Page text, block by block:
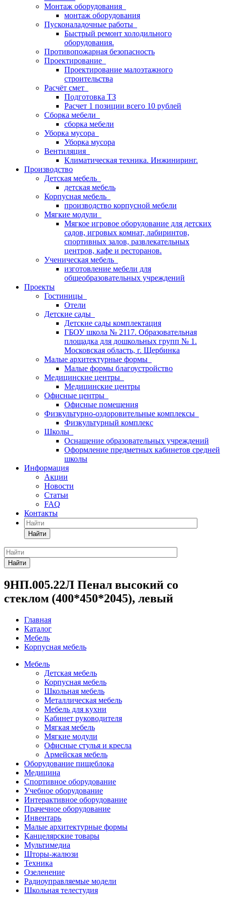
Монтаж оборудования
монтаж оборудования
Пусконаладочные работы
Быстрый ремонт холодильного
оборудования.
Противопожарная безопасность
Проектирование
Проектирование малоэтажного
строительства
Расчёт смет
Подготовка ТЗ
Расчет 1 позиции всего 10 рублей
Сборка мебели
сборка мебели
Уборка мусора
Уборка мусора
Вентиляция
Климатическая техника. Инжиниринг.
Производство
Детская мебель
детская мебель
Корпусная мебель
производство корпусной мебели
Мягкие модули
Мягкое игровое оборудование для детских
садов, игровых комнат, лабиринтов,
спортивных залов, развлекательных
центров, кафе и ресторанов.
Ученическая мебель
изготовление мебели для
общеобразовательных учреждений
Проекты
Гостиницы
Отели
Детские сады
Детские сады комплектация
ГБОУ школа № 2117. Образовательная
площадка для дошкольных групп № 1.
Московская область, г. Щербинка
Малые архитектурные формы
Малые формы благоустройство
Медицинские центры
Медицинские центры
Офисные центры
Офисные помещения
Физкультурно-оздоровительные комплексы
Физкультурный комплекс
Школы
Оснащение образовательных учреждений
Оформление предметных кабинетов средней
школы
Информация
Акции
Новости
Статьи
FAQ
Контакты
Найти
Найти
9НП.005.22Л Пенал высокий со
стеклом (400*450*2045), левый
Главная
Каталог
Мебель
Корпусная мебель
Мебель
Детская мебель
Корпусная мебель
Школьная мебель
Металлическая мебель
Мебель для кухни
Кабинет руководителя
Мягкая мебель
Мягкие модули
Офисные стулья и кресла
Армейская мебель
Оборудование пищеблока
Медицина
Спортивное оборудование
Учебное оборудование
Интерактивное оборудование
Прачечное оборудование
Инвентарь
Малые архитектурные формы
Канцелярские товары
Мультимедиа
Шторы-жалюзи
Техника
Озеленение
Радиоуправляемые модели
Школьная телестудия